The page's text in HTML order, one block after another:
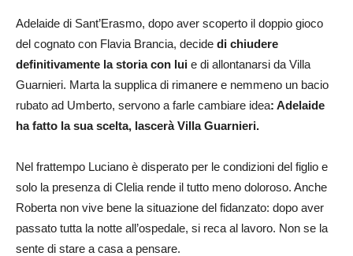
Adelaide di Sant’Erasmo, dopo aver scoperto il doppio gioco
del cognato con Flavia Brancia, decide di chiudere
definitivamente la storia con lui e di allontanarsi da Villa
Guarnieri. Marta la supplica di rimanere e nemmeno un bacio
rubato ad Umberto, servono a farle cambiare idea: Adelaide
ha fatto la sua scelta, lascerà Villa Guarnieri.
Nel frattempo Luciano è disperato per le condizioni del figlio e
solo la presenza di Clelia rende il tutto meno doloroso. Anche
Roberta non vive bene la situazione del fidanzato: dopo aver
passato tutta la notte all’ospedale, si reca al lavoro. Non se la
sente di stare a casa a pensare.